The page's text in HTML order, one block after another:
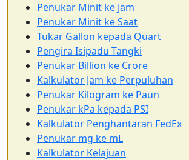
Penukar Minit ke Jam
Penukar Minit ke Saat
Tukar Gallon kepada Quart
Pengira Isipadu Tangki
Penukar Billion ke Crore
Kalkulator Jam ke Perpuluhan
Penukar Kilogram ke Paun
Penukar kPa kepada PSI
Kalkulator Penghantaran FedEx
Penukar mg ke mL
Kalkulator Kelajuan